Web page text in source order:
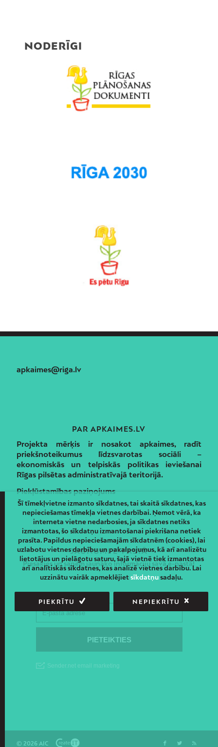
NODERĪGI
apkaimes@riga.lv
PAR APKAIMES.LV
Projekta mērķis ir nosakot apkaimes, radīt
priekšnoteikumus līdzsvarotas sociāli –
ekonomiskās un telpiskās politikas ieviešanai
Rīgas pilsētas administratīvajā teritorijā.
Piekļūstamības paziņojums
JAUNUMI E-PASTĀ
Piesakies un saņem jaunāko informāciju savā e-pastā!
© 2026 AIC
Šī tīmekļvietne izmanto sīkdatnes, tai skaitā sīkdatnes, kas
nepieciešamas tīmekļa vietnes darbībai. Ņemot vērā, ka
interneta vietne nedarbosies, ja sīkdatnes netiks
izmantotas, šo sīkdatņu izmantošanai piekrišana netiek
prasīta. Papildus nepieciešamajām sīkdatnēm (cookies), lai
uzlabotu vietnes darbību un pakalpojumus, kā arī analizētu
lietotājus un pielāgotu saturu, šajā vietnē tiek izmantotas
arī analītiskās sīkdatnes, kas analizē vietnes darbību. Lai
uzzinātu vairāk apmeklējietsīkdatņusadaļu.
PIEKRĪTU NEPIEKRĪTU